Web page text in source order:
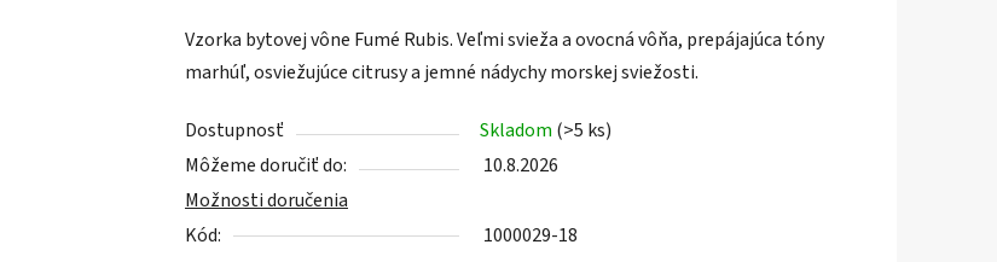
je
0,0
5
hviezdičiek.
Vzorka bytovej vône Fumé Rubis. Veľmi svieža a ovocná vôňa, prepájajúca tóny
marhúľ, osviežujúce citrusy a jemné nádychy morskej sviežosti.
Dostupnosť Skladom (>5 ks)
Môžeme doručiť do:
10.8.2026
Možnosti doručenia
Kód:
1000029-18